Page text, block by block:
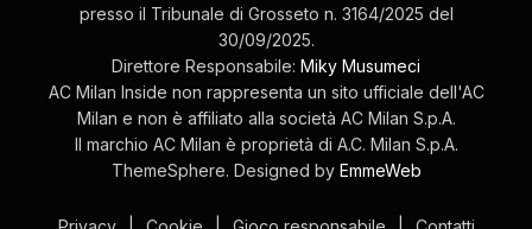
presso il Tribunale di Grosseto n. 3164/2025 del
30/09/2025.
Direttore Responsabile: Miky Musumeci
AC Milan Inside non rappresenta un sito ufficiale dell'AC
Milan e non è affiliato alla società AC Milan S.p.A.
Il marchio AC Milan è proprietà di A.C. Milan S.p.A.
ThemeSphere. Designed by EmmeWeb